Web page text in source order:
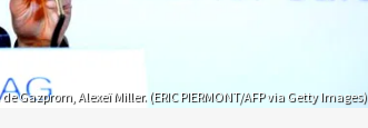
Gazprom, Alexeï Miller. (ERIC PIERMONT/AFP via Getty Images)